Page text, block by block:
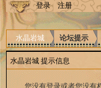
登录 注册
水晶岩城 论坛提示
水晶岩城 提示信息
您没有登录或者您没有